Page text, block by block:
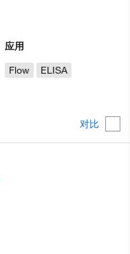
对比
应用
Flow
ELISA